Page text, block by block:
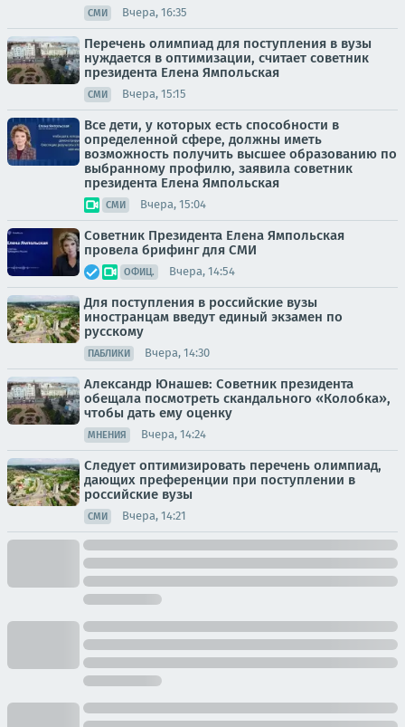
СМИ Вчера, 16:35
Перечень олимпиад для поступления в вузы
нуждается в оптимизации, считает советник
президента Елена Ямпольская
СМИ Вчера, 15:15
Все дети, у которых есть способности в
определенной сфере, должны иметь
возможность получить высшее образованию по
выбранному профилю, заявила советник
президента Елена Ямпольская
СМИ Вчера, 15:04
Советник Президента Елена Ямпольская
провела брифинг для СМИ
ОФИЦ. Вчера, 14:54
Для поступления в российские вузы
иностранцам введут единый экзамен по
русскому
ПАБЛИКИ Вчера, 14:30
Александр Юнашев: Советник президента
обещала посмотреть скандального «Колобка»,
чтобы дать ему оценку
МНЕНИЯ Вчера, 14:24
Следует оптимизировать перечень олимпиад,
дающих преференции при поступлении в
российские вузы
СМИ Вчера, 14:21